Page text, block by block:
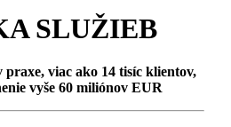
SLUŽIEB
viac ako 14 tisíc klientov,
vyše 60 miliónov EUR